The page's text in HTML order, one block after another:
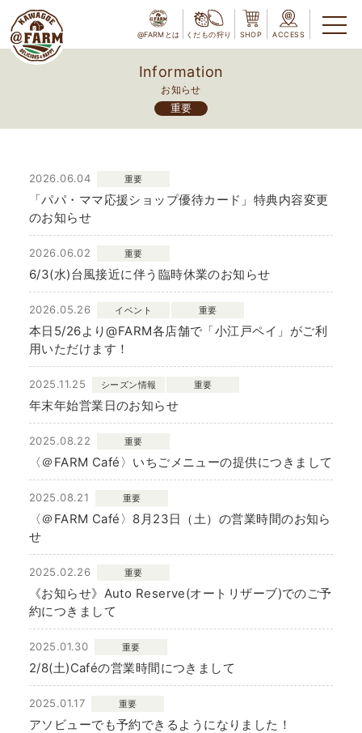
@FARMとは くだもの狩り SHOP ACCESS
Information
お知らせ
重要
2026.06.04 重要
「パパ・ママ応援ショップ優待カード」特典内容変更
のお知らせ
2026.06.02 重要
6/3(水)台風接近に伴う臨時休業のお知らせ
2026.05.26 イベント 重要
本日5/26より@FARM各店舗で「小江戸ペイ」がご利
用いただけます！
2025.11.25 シーズン情報 重要
年末年始営業日のお知らせ
2025.08.22 重要
〈＠FARM Café〉いちごメニューの提供につきまして
2025.08.21 重要
〈＠FARM Café〉8月23日（土）の営業時間のお知ら
せ
2025.02.26 重要
《お知らせ》Auto Reserve(オートリザーブ)でのご予
約につきまして
2025.01.30 重要
2/8(土)Caféの営業時間につきまして
2025.01.17 重要
アソビューでも予約できるようになりました！